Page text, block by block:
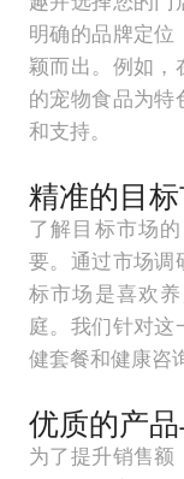
明确的品牌定位
颖而出。例如，
的宠物食品为特
和支持。
精准的目
了解目标市场
要。通过市场调
标市场是喜欢
庭。我们针对这
健套餐和健康咨
优质的产
为了提升销售额